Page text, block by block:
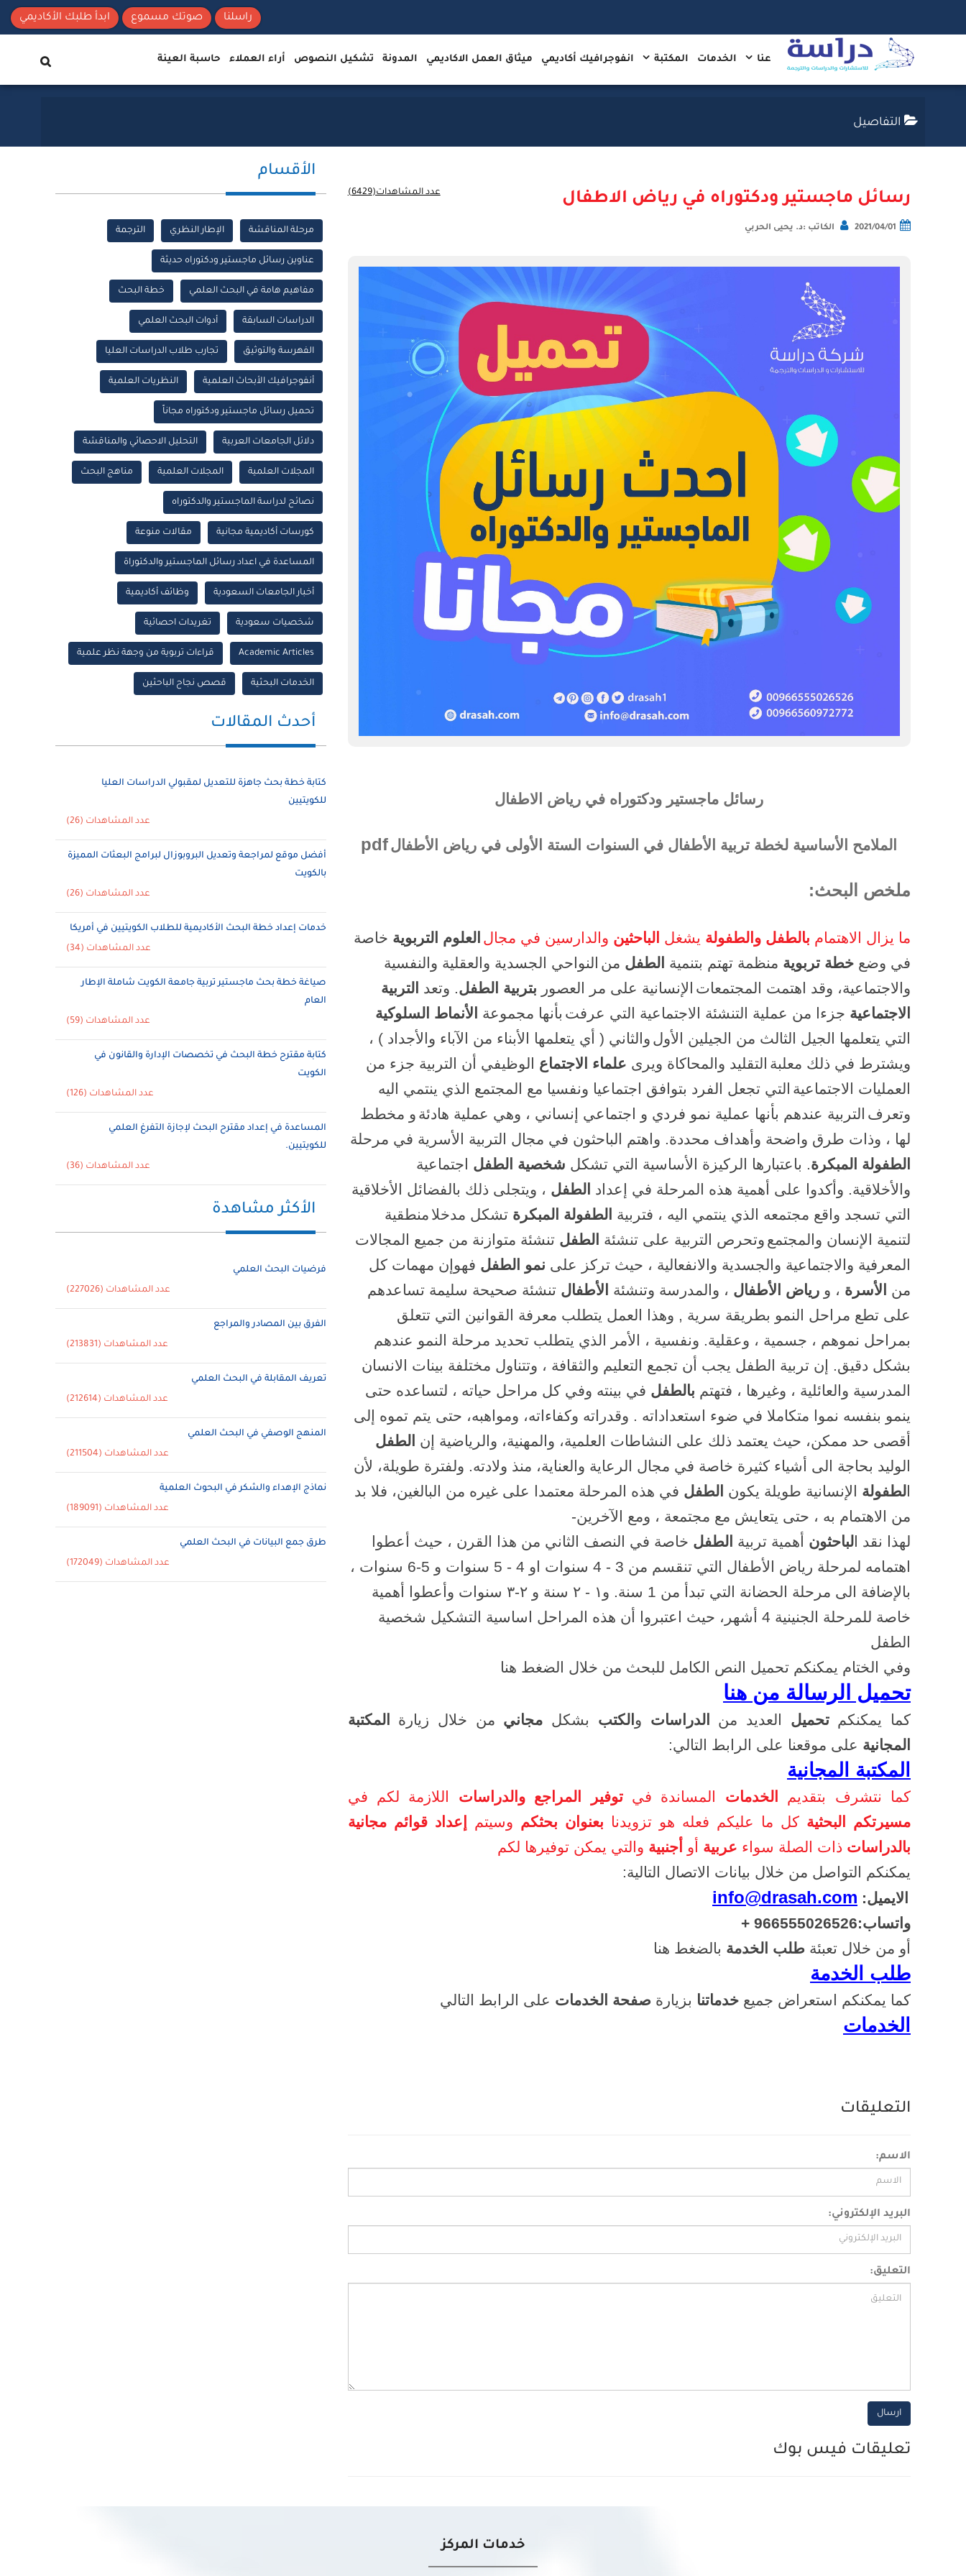
ابدأ طلبك الأكاديمي صوتك مسموع راسلنا
عنا الخدمات المكتبة انفوجرافيك أكاديمي ميثاق العمل الاكاديمي المدونة تشكيل النصوص أراء العملاء حاسبة العينة
التفاصيل
رسائل ماجستير ودكتوراه في رياض الاطفال
2021/04/01 الكاتب :د. يحيى الحربي
عدد المشاهدات(6429)
رسائل ماجستير ودكتوراه في رياض الاطفال
الملامح الأساسية لخطة تربية الأطفال في السنوات الستة الأولى في رياض الأطفالpdf
ملخص البحث:
ما يزال الاهتمام بالطفل والطفولة يشغل الباحثين والدارسين في مجال العلوم التربوية خاصة
في وضع خطة تربوية منظمة تهتم بتنمية الطفل من النواحي الجسدية والعقلية والنفسية
والاجتماعية، وقد اهتمت المجتمعات الإنسانية على مر العصور بتربية الطفل. وتعد التربية
الاجتماعية جزءا من عملية التنشئة الاجتماعية التي عرفت بأنها مجموعة الأنماط السلوكية
التي يتعلمها الجيل الثالث من الجيلين الأول والثاني ( أي يتعلمها الأبناء من الآباء والأجداد ) ،
ويشترط في ذلك معلبة التقليد والمحاكاة ويرى علماء الاجتماع الوظيفي أن التربية جزء من
العمليات الاجتماعية التي تجعل الفرد بتوافق اجتماعيا ونفسيا مع المجتمع الذي ينتمي اليه
وتعرف التربية عندهم بأنها عملية نمو فردي و اجتماعي إنساني ، وهي عملية هادئة و مخطط
لها ، وذات طرق واضحة وأهداف محددة. واهتم الباحثون في مجال التربية الأسرية في مرحلة
الطفولة المبكرة. باعتبارها الركيزة الأساسية التي تشكل شخصية الطفل اجتماعية
والأخلاقية. وأكدوا على أهمية هذه المرحلة في إعداد الطفل ، ويتجلى ذلك بالفضائل الأخلاقية
التي تسجد واقع مجتمعه الذي ينتمي اليه ، فتربية الطفولة المبكرة تشكل مدخلا منطقية
لتنمية الإنسان والمجتمع وتحرص التربية على تنشئة الطفل تنشئة متوازنة من جميع المجالات
المعرفية والاجتماعية والجسدية والانفعالية ، حيث تركز على نمو الطفل فهوإن مهمات كل
من الأسرة ، و رياض الأطفال ، والمدرسة وتنشئة الأطفال تنشئة صحيحة سليمة تساعدهم
على تطع مراحل النمو بطريقة سرية , وهذا العمل يتطلب معرفة القوانين التي تتعلق
بمراحل نموهم ، جسمية ، وعقلية. ونفسية ، الأمر الذي يتطلب تحديد مرحلة النمو عندهم
بشكل دقيق.
إن تربية الطفل يجب أن تجمع التعليم والثقافة ، وتتناول مختلفة بينات الانسان
المدرسية والعائلية ، وغيرها ، فتهتم بالطفل في بينته وفي كل مراحل حياته ، لتساعده حتى
ينمو بنفسه نموا متكاملا في ضوء استعداداته . وقدراته وكفاءاته، ومواهبه، حتى يتم تموه إلى
أقصى حد ممكن، حيث يعتمد ذلك على النشاطات العلمية، والمهنية، والرياضية إن الطفل
الوليد بحاجة الى أشياء كثيرة خاصة في مجال الرعاية والعناية، منذ ولادته. ولفترة طويلة، لأن
لطفولة الإنسانية طويلة يكون الطفل في هذه المرحلة معتمدا على غيره من البالغين، فلا بد
من الاهتمام به ، حتى يتعايش مع مجتمعة ، ومع الآخرين-
لهذا نقد ا لباحثون أهمية تربية الطفل خاصة في النصف الثاني من هذا القرن ، حيث أعطوا
اهتمامه لمرحلة رياض الأطفال التي تنقسم من 3 - 4 سنوات او 4 - 5 سنوات و 5-6 سنوات ،
بالإضافة الى مرحلة الحضانة التي تبدأ من 1 سنة. و
۱
- ۲ سنة و ۲-۳ سنوات وأعطوا أهمية
خاصة للمرحلة الجنينية 4 أشهر، حيث اعتبروا أن هذه المراحل اساسية التشكيل شخصية
الطفل
وفي الختام يمكنكم تحميل النص الكامل للبحث من خلال الضغط هنا
تحميل الرسالة من هنا
كما يمكنكم تحميل العديد من الدراسات و الكتب بشكل مجاني من خلال زيارة
المكتبة
المجانية على موقعنا على الرابط التالي:
المكتبة المجانية
كما نتشرف بتقديم الخدمات المساندة فيتوفير المراجع والدراسات اللازمة لكم في
مسيرتكم البحثية كل ما عليكم فعله هو تزويدنا بعنوان بحثكم وسيتم
إعداد قوائم مجانية
بالدراسات ذات الصلة سواء عربية أو أجنبية والتي يمكن توفيرها لكم
يمكنكم التواصل من خلال بيانات الاتصال التالية:
الايميل: info@drasah.com
واتساب:966555026526 +
أو من خلال تعبئة طلب الخدمة بالضغط هنا
طلب الخدمة
كما يمكنكم استعراض جميع خدماتنا بزيارة صفحة الخدمات على الرابط التالي
الخدمات
التعليقات
الاسم:
البريد الإلكتروني:
التعليق:
ارسال
تعليقات فيس بوك
الأقسام
مرحلة المناقشة الإطار النظري الترجمة
عناوين رسائل ماجستير ودكتوراه حديثة
مفاهيم هامة في البحث العلمي خطة البحث
الدراسات السابقة أدوات البحث العلمي
الفهرسة والتوثيق تجارب طلاب الدراسات العليا
أنفوجرافيك الأبحاث العلمية النظريات العلمية
تحميل رسائل ماجستير ودكتوراه مجاناً
دلائل الجامعات العربية التحليل الاحصائي والمناقشة
المجلات العلمية المجلات العلمية مناهج البحث
نصائح لدراسة الماجستير والدكتوراه
كورسات أكاديمية مجانية مقالات منوعة
المساعدة في اعداد رسائل الماجستير والدكتوراة
أخبار الجامعات السعودية وظائف أكاديمية
شخصيات سعودية تغريدات احصائية
Academic Articles قراءات تربوية من وجهة نظر علمية
الخدمات البحثية قصص نجاح الباحثين
أحدث المقالات
كتابة خطة بحث جاهزة للتعديل لمقبولي الدراسات العليا
للكويتيين
عدد المشاهدات (26)
أفضل موقع لمراجعة وتعديل البروبوزال لبرامج البعثات المميزة
بالكويت
عدد المشاهدات (26)
خدمات إعداد خطة البحث الأكاديمية للطلاب الكويتيين في أمريكا
عدد المشاهدات (34)
صياغة خطة بحث ماجستير تربية جامعة الكويت شاملة الإطار
العام
عدد المشاهدات (59)
كتابة مقترح خطة البحث في تخصصات الإدارة والقانون في
الكويت
عدد المشاهدات (126)
المساعدة في إعداد مقترح البحث لإجازة التفرغ العلمي
للكويتيين.
عدد المشاهدات (36)
الأكثر مشاهدة
فرضيات البحث العلمي
عدد المشاهدات (227026)
الفرق بين المصادر والمراجع
عدد المشاهدات (213831)
تعريف المقابلة في البحث العلمي
عدد المشاهدات (212614)
المنهج الوصفي في البحث العلمي
عدد المشاهدات (211504)
نماذج الإهداء والشكر في البحوث العلمية
عدد المشاهدات (189091)
طرق جمع البيانات في البحث العلمي
عدد المشاهدات (172049)
خدمات المركز